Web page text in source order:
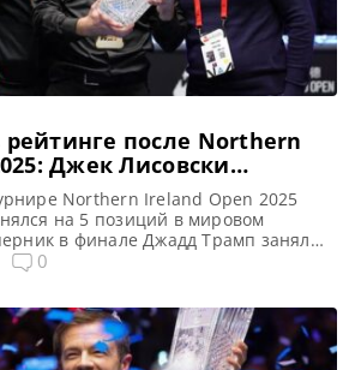
после Northern
Джек Лисовски
Northern Ireland Open 2025
на 5 позиций в мировом
в финале Джадд Трамп занял
рейтинге, сообщает WST После
сразу на пять позиций.
0